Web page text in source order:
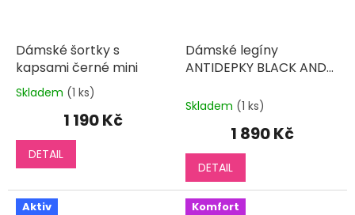
Dámské šortky s
kapsami černé mini
Průměrné
je
5,0
z
hvězdiček.
Skladem (1 ks)
1 190 Kč
DETAIL
Dámské legíny
ANTIDEPKY BLACK AND
Skladem (1 ks)
1 890 Kč
DETAIL
Aktiv Komfort